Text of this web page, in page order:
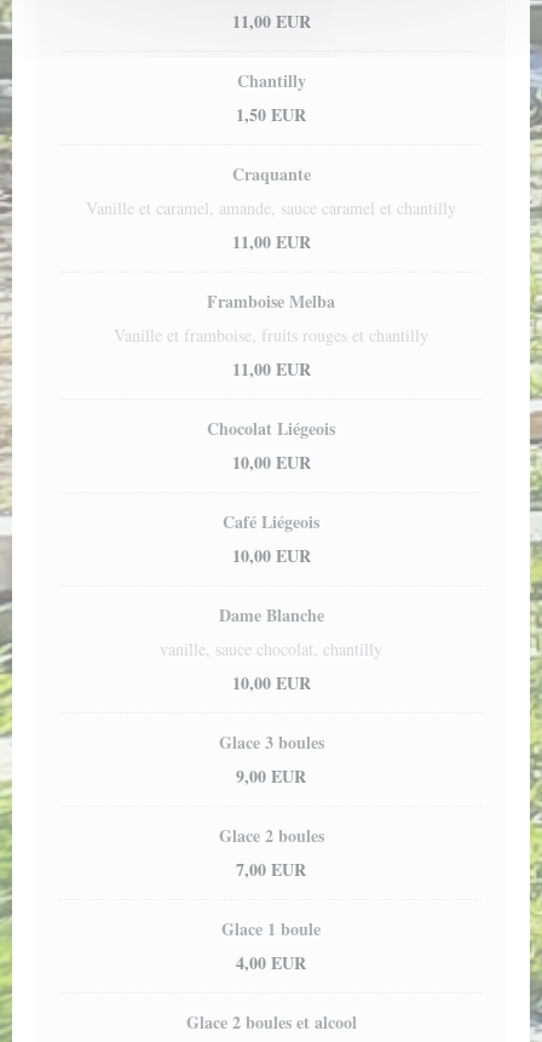
11,00 EUR
Chantilly
1,50 EUR
Craquante
Vanille et caramel, amande, sauce caramel et chantilly
11,00 EUR
Framboise Melba
Vanille et framboise, fruits rouges et chantilly
11,00 EUR
Chocolat Liégeois
10,00 EUR
Café Liégeois
10,00 EUR
Dame Blanche
vanille, sauce chocolat, chantilly
10,00 EUR
Glace 3 boules
9,00 EUR
Glace 2 boules
7,00 EUR
Glace 1 boule
4,00 EUR
Glace 2 boules et alcool